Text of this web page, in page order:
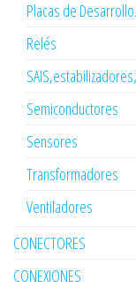
Placas de
Relés
Semiconductores
Sensores
Transformadores
Ventiladores
CONECTORES
CONEXIONES